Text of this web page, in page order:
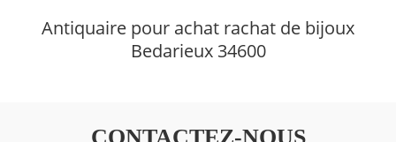
Antiquaire pour achat rachat de bijoux
Bedarieux 34600
CONTACTEZ-NOUS